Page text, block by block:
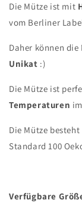
Die Mütze ist mit
vom Berliner
Daher können
Unikat :)
Die Mütze ist
Temperaturen
Die Mütze
Standard 100
Verfügbare